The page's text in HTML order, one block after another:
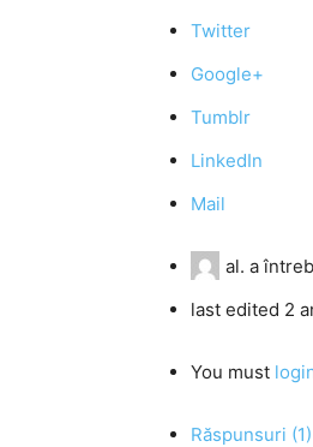
Twitter
Google+
Tumblr
LinkedIn
Mail
al. a
last edited 2
You must
Răspunsuri (1)